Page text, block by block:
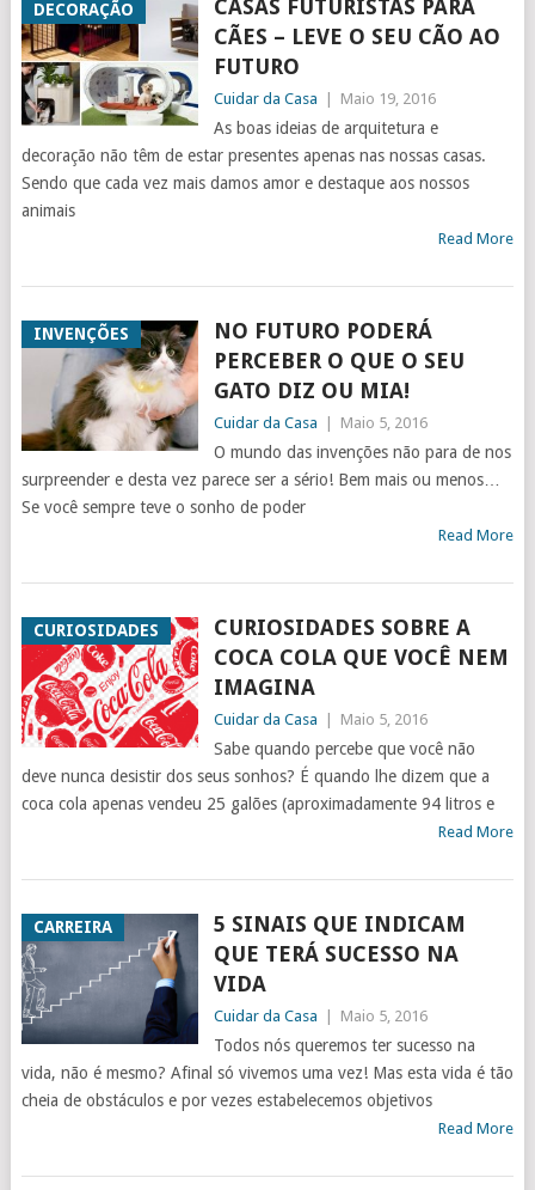
DECORAÇÃO
CASAS FUTURISTAS PARA
CÃES – LEVE O SEU CÃO AO
FUTURO
Cuidar da Casa Maio 19, 2016
As boas ideias de arquitetura e
decoração não têm de estar presentes apenas nas nossas casas.
Sendo que cada vez mais damos amor e destaque aos nossos
animais
Read More
INVENÇÕES
NO FUTURO PODERÁ
PERCEBER O QUE O SEU
GATO DIZ OU MIA!
Cuidar da Casa Maio 5, 2016
O mundo das invenções não para de nos
surpreender e desta vez parece ser a sério! Bem mais ou menos…
Se você sempre teve o sonho de poder
Read More
CURIOSIDADES
CURIOSIDADES SOBRE A
COCA COLA QUE VOCÊ NEM
IMAGINA
Cuidar da Casa Maio 5, 2016
Sabe quando percebe que você não
deve nunca desistir dos seus sonhos? É quando lhe dizem que a
coca cola apenas vendeu 25 galões (aproximadamente 94 litros e
Read More
CARREIRA
5 SINAIS QUE INDICAM
QUE TERÁ SUCESSO NA
VIDA
Cuidar da Casa Maio 5, 2016
Todos nós queremos ter sucesso na
vida, não é mesmo? Afinal só vivemos uma vez! Mas esta vida é tão
cheia de obstáculos e por vezes estabelecemos objetivos
Read More